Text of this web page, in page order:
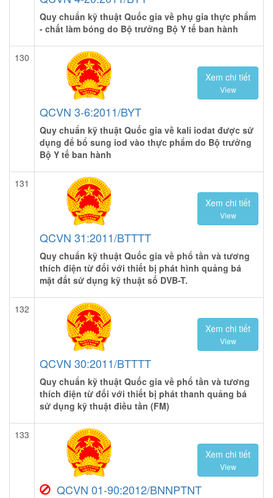
Quy chuẩn kỹ thuật Quốc gia về phụ gia thực phẩm
- chất làm bóng do Bộ trưởng Bộ Y tế ban hành
130
QCVN 3-6:2011/BYT
Quy chuẩn kỹ thuật Quốc gia về kali iodat được sử
dụng để bổ sung iod vào thực phẩm do Bộ trưởng
Bộ Y tế ban hành
Xem chi tiết
View
131
QCVN 31:2011/BTTTT
Quy chuẩn kỹ thuật Quốc gia về phổ tần và tương
thích điện từ đối với thiết bị phát hình quảng bá
mặt đất sử dụng kỹ thuật số DVB-T.
Xem chi tiết
View
132
QCVN 30:2011/BTTTT
Quy chuẩn kỹ thuật Quốc gia về phổ tần và tương
thích điện từ đối với thiết bị phát thanh quảng bá
sử dụng kỹ thuật điều tần (FM)
Xem chi tiết
View
133
QCVN 01-90:2012/BNNPTNT
Xem chi tiết
View